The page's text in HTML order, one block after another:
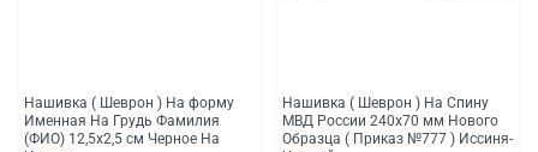
Нашивка ( Шеврон ) На форму
Именная На Грудь Фамилия
(ФИО) 12,5х2,5 см Черное На
Нашивка ( Шеврон ) На Спину
МВД России 240х70 мм Нового
Образца ( Приказ №777 ) Иссиня-